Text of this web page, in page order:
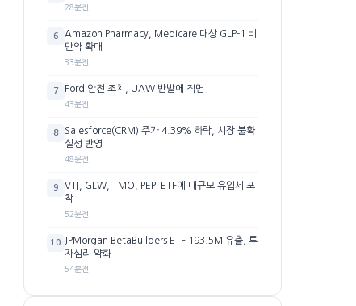
28분전
6
Amazon Pharmacy, Medicare 대상 GLP-1 비
만약 확대
33분전
7 Ford 안전 조치, UAW 반발에 직면
43분전
8
Salesforce(CRM) 주가 4.39% 하락, 시장 불확
실성 반영
48분전
9
VTI, GLW, TMO, PEP: ETF에 대규모 유입세 포
착
52분전
10
JPMorgan BetaBuilders ETF 193.5M 유출, 투
자심리 약화
54분전